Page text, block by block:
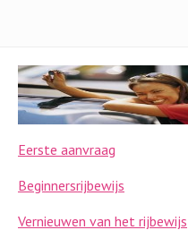
Eerste aanvraag
Beginnersrijbewijs
Vernieuwen van het rijbewijs